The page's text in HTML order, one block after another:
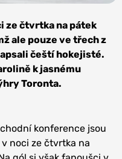
ze čtvrtka na pátek
ale pouze ve třech z
čeští hokejisté.
k jasnému
Toronta.
konference jsou
noci ze čtvrtka na